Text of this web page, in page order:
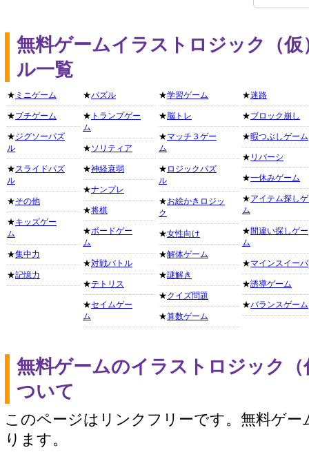
無料ゲームイラストロジック（
ル一覧
★ ミニゲーム
★プチゲーム
★ジグソーパズ
ル
★スライドパズ
ル
★その他
★キッズゲー
ム
★集中力
★記憶力
★パズル
★ トランプゲー
ム
★ソリティア
★神経衰弱
★ナンプレ
★将棋
★ボードゲー
ム
★対戦バトル
★テトリス
★セイムゲー
ム
★学習ゲーム
★脳トレ
★マッチ３ゲー
ム
★ ロジックパズ
ル
★お絵かきロジッ
ク
★女性向け
★解体ゲーム
★謎解き
★クイズ問題
★算数ゲーム
★迷路
★ブロック崩し
★暇つぶしゲーム
★ リバーシ
★一休みゲーム
★アイテム探し
ム
★間違い探しゲー
ム
★マインスイーパ
★誘導ゲーム
★バランスゲーム
無料ゲームのイラストロジック
ついて
このページはリンクフリーです。無料ゲー
ります。